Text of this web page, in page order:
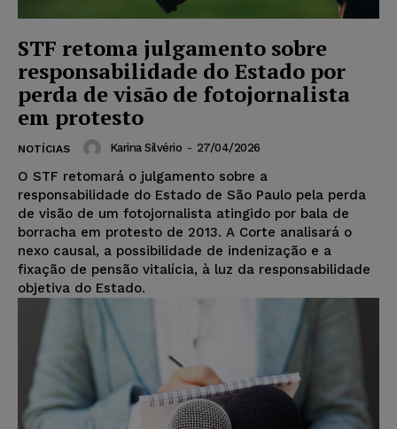
STF retoma julgamento sobre
responsabilidade do Estado por
perda de visão de fotojornalista
em protesto
NOTÍCIAS Karina Silvério - 27/04/2026
O STF retomará o julgamento sobre a
responsabilidade do Estado de São Paulo pela perda
de visão de um fotojornalista atingido por bala de
borracha em protesto de 2013. A Corte analisará o
nexo causal, a possibilidade de indenização e a
fixação de pensão vitalícia, à luz da responsabilidade
objetiva do Estado.